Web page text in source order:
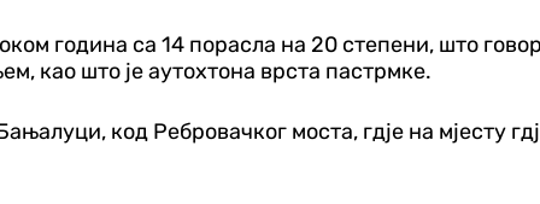
година са 14 порасла на 20 степени, што
као што је аутохтона врста пастрмке.
код Ребровачког моста, гдје на мјесту